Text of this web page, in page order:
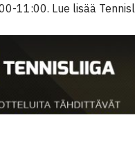
11:00. Lue lisää